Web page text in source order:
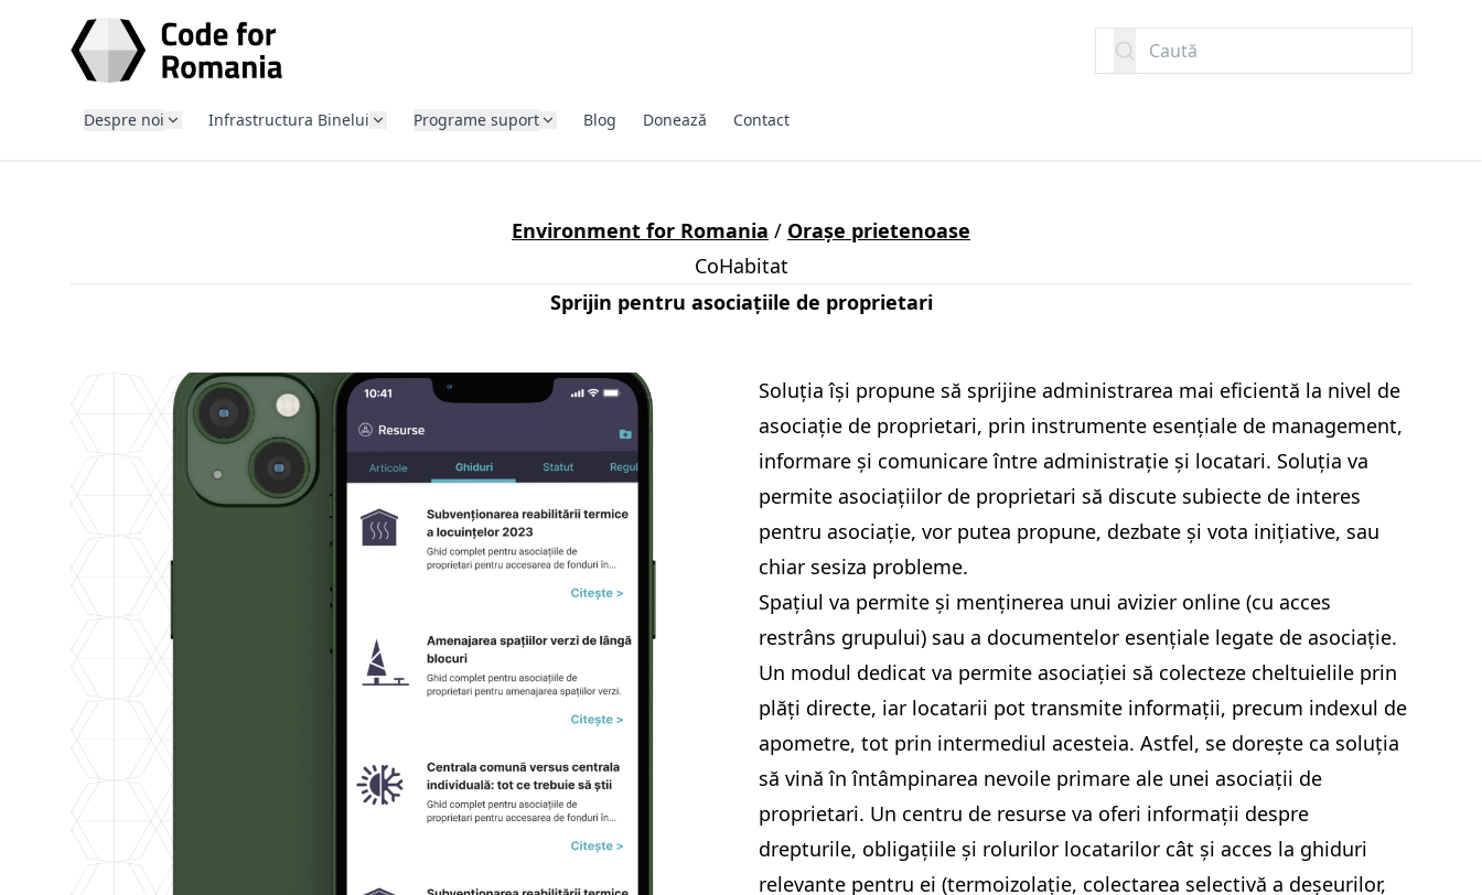
Caută
Despre noi Infrastructura Binelui Programe suport Blog Donează Contact
Environment for Romania / Orașe prietenoase
CoHabitat
Sprijin pentru asociațiile de proprietari
Soluția își propune să sprijine administrarea mai eficientă la nivel de
asociație de proprietari, prin instrumente esențiale de management,
informare și comunicare între administrație și locatari. Soluția va
permite asociațiilor de proprietari să discute subiecte de interes
pentru asociație, vor putea propune, dezbate și vota inițiative, sau
chiar sesiza probleme.
Spațiul va permite și menținerea unui avizier online (cu acces
restrâns grupului) sau a documentelor esențiale legate de asociație.
Un modul dedicat va permite asociației să colecteze cheltuielile prin
plăți directe, iar locatarii pot transmite informații, precum indexul de
apometre, tot prin intermediul acesteia. Astfel, se dorește ca soluția
să vină în întâmpinarea nevoile primare ale unei asociații de
proprietari. Un centru de resurse va oferi informații despre
drepturile, obligațiile și rolurilor locatarilor cât și acces la ghiduri
relevante pentru ei (termoizolație, colectarea selectivă a deșeurilor,